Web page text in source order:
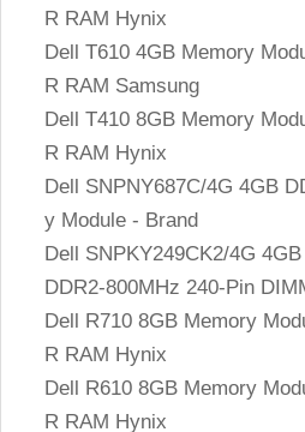
R RAM Hynix
Dell T610 4GB Memory
R RAM Samsung
Dell T410 8GB Memory
R RAM Hynix
Dell SNPNY687C/4G 4GB
y Module - Brand
Dell SNPKY249CK2/4G
DDR2-800MHz 240-Pin
Dell R710 8GB Memory
R RAM Hynix
Dell R610 8GB Memory
R RAM Hynix